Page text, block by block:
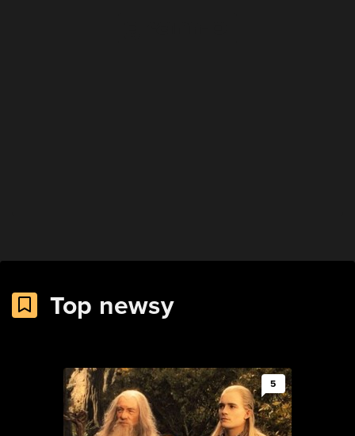
Top newsy
5